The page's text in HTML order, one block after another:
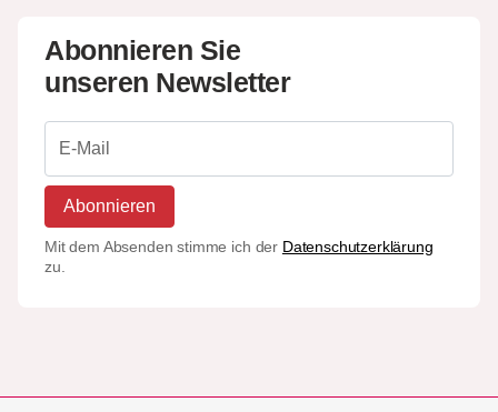
Abonnieren Sie
unseren Newsletter
Abonnieren
Mit dem Absenden stimme ich der Datenschutzerklärung
zu.